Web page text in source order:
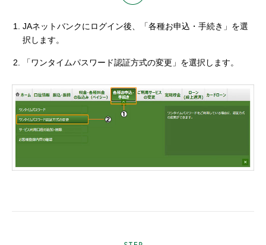
JAネットバンクにログイン後、「各種お申込・手続き」を選
択します。
「ワンタイムパスワード認証方式の変更」を選択します。